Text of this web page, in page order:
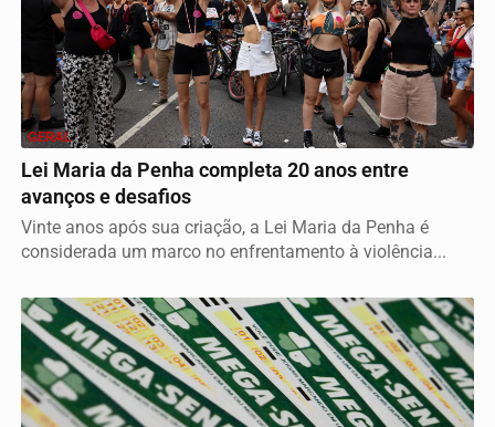
GERAL
Lei Maria da Penha completa 20 anos entre
avanços e desafios
Vinte anos após sua criação, a Lei Maria da Penha é
considerada um marco no enfrentamento à violência...